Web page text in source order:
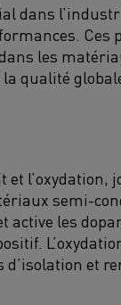
dans
Ces
les
qualité
l’oxydation,
semi-
les
et